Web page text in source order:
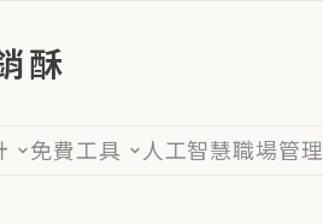
酥
免費工具 人工智慧職場管理